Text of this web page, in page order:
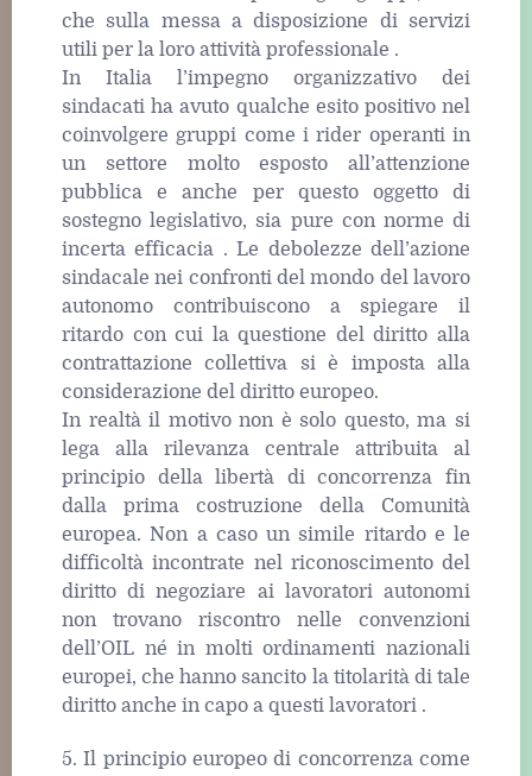
che sulla messa a disposizione di servizi
utili per la loro attività professionale .
In Italia l’impegno organizzativo dei
sindacati ha avuto qualche esito positivo nel
coinvolgere gruppi come i rider operanti in
un settore molto esposto all’attenzione
pubblica e anche per questo oggetto di
sostegno legislativo, sia pure con norme di
incerta efficacia . Le debolezze dell’azione
sindacale nei confronti del mondo del lavoro
autonomo contribuiscono a spiegare il
ritardo con cui la questione del diritto alla
contrattazione collettiva si è imposta alla
considerazione del diritto europeo.
In realtà il motivo non è solo questo, ma si
lega alla rilevanza centrale attribuita al
principio della libertà di concorrenza fin
dalla prima costruzione della Comunità
europea. Non a caso un simile ritardo e le
difficoltà incontrate nel riconoscimento del
diritto di negoziare ai lavoratori autonomi
non trovano riscontro nelle convenzioni
dell’OIL né in molti ordinamenti nazionali
europei, che hanno sancito la titolarità di tale
diritto anche in capo a questi lavoratori .
5. Il principio europeo di concorrenza come